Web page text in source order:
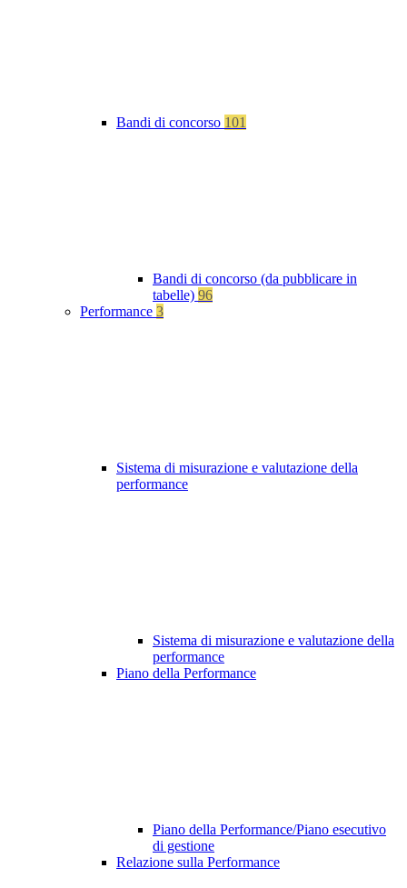
Bandi di concorso 101
Bandi di concorso (da pubblicare in
tabelle) 96
Performance 3
Sistema di misurazione e valutazione della
performance
Sistema di misurazione e valutazione della
performance
Piano della Performance
Piano della Performance/Piano esecutivo
di gestione
Relazione sulla Performance